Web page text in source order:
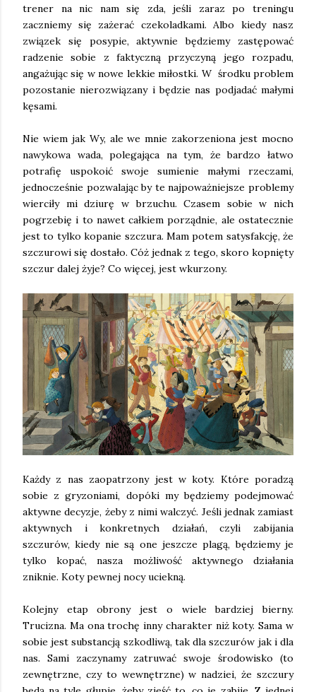
trener na nic nam się zda, jeśli zaraz po treningu
zaczniemy się zażerać czekoladkami. Albo kiedy nasz
związek się posypie, aktywnie będziemy zastępować
radzenie sobie z faktyczną przyczyną jego rozpadu,
angażując się w nowe lekkie miłostki. W środku problem
pozostanie nierozwiązany i będzie nas podjadać małymi
kęsami.
Nie wiem jak Wy, ale we mnie zakorzeniona jest mocno
nawykowa wada, polegająca na tym, że bardzo łatwo
potrafię uspokoić swoje sumienie małymi rzeczami,
jednocześnie pozwalając by te najpoważniejsze problemy
wierciły mi dziurę w brzuchu. Czasem sobie w nich
pogrzebię i to nawet całkiem porządnie, ale ostatecznie
jest to tylko kopanie szczura. Mam potem satysfakcję, że
szczurowi się dostało. Cóż jednak z tego, skoro kopnięty
szczur dalej żyje? Co więcej, jest wkurzony.
Każdy z nas zaopatrzony jest w koty. Które poradzą
sobie z gryzoniami, dopóki my będziemy podejmować
aktywne decyzje, żeby z nimi walczyć. Jeśli jednak zamiast
aktywnych i konkretnych działań, czyli zabijania
szczurów, kiedy nie są one jeszcze plagą, będziemy je
tylko kopać, nasza możliwość aktywnego działania
zniknie. Koty pewnej nocy uciekną.
Kolejny etap obrony jest o wiele bardziej bierny.
Trucizna. Ma ona trochę inny charakter niż koty. Sama w
sobie jest substancją szkodliwą, tak dla szczurów jak i dla
nas. Sami zaczynamy zatruwać swoje środowisko (to
zewnętrzne, czy to wewnętrzne) w nadziei, że szczury